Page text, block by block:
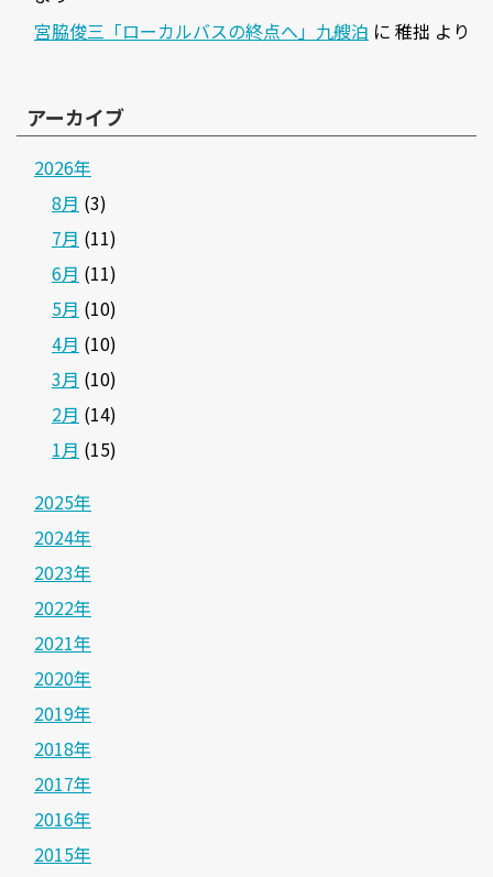
宮脇俊三「ローカルバスの終点へ」九艘泊 に 稚拙 より
アーカイブ
2026年
8月 (3)
7月 (11)
6月 (11)
5月 (10)
4月 (10)
3月 (10)
2月 (14)
1月 (15)
2025年
2024年
2023年
2022年
2021年
2020年
2019年
2018年
2017年
2016年
2015年